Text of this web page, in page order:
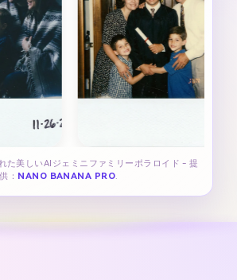
た美しいAIジェミニファミリーポラロイド - 提
供： NANO BANANA PRO.